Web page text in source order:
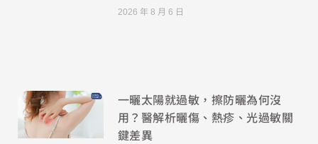
2026 年 8 月 6 日
一曬太陽就過敏，擦防曬為何沒
用？醫解析曬傷、熱疹、光過敏關
鍵差異